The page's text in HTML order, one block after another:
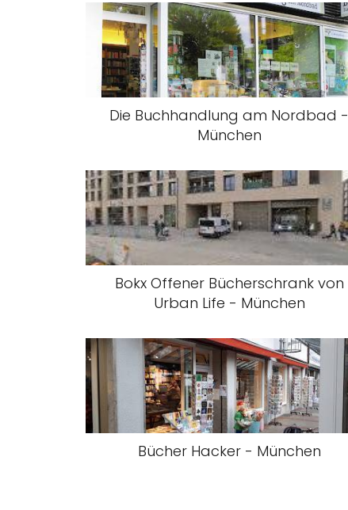
Die Buchhandlung am Nordbad -
München
Bokx Offener Bücherschrank von
Urban Life - München
Bücher Hacker - München